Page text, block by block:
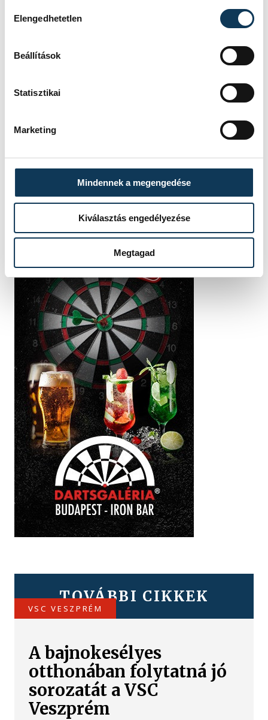
Elengedhetetlen
Beállítások
Statisztikai
Marketing
Mindennek a megengedése
Kiválasztás engedélyezése
Megtagad
TOVÁBBI CIKKEK
VSC VESZPRÉM
A bajnokesélyes
otthonában folytatná jó
sorozatát a VSC
Veszprém